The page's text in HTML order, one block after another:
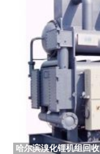
哈尔滨溴化锂机组回收